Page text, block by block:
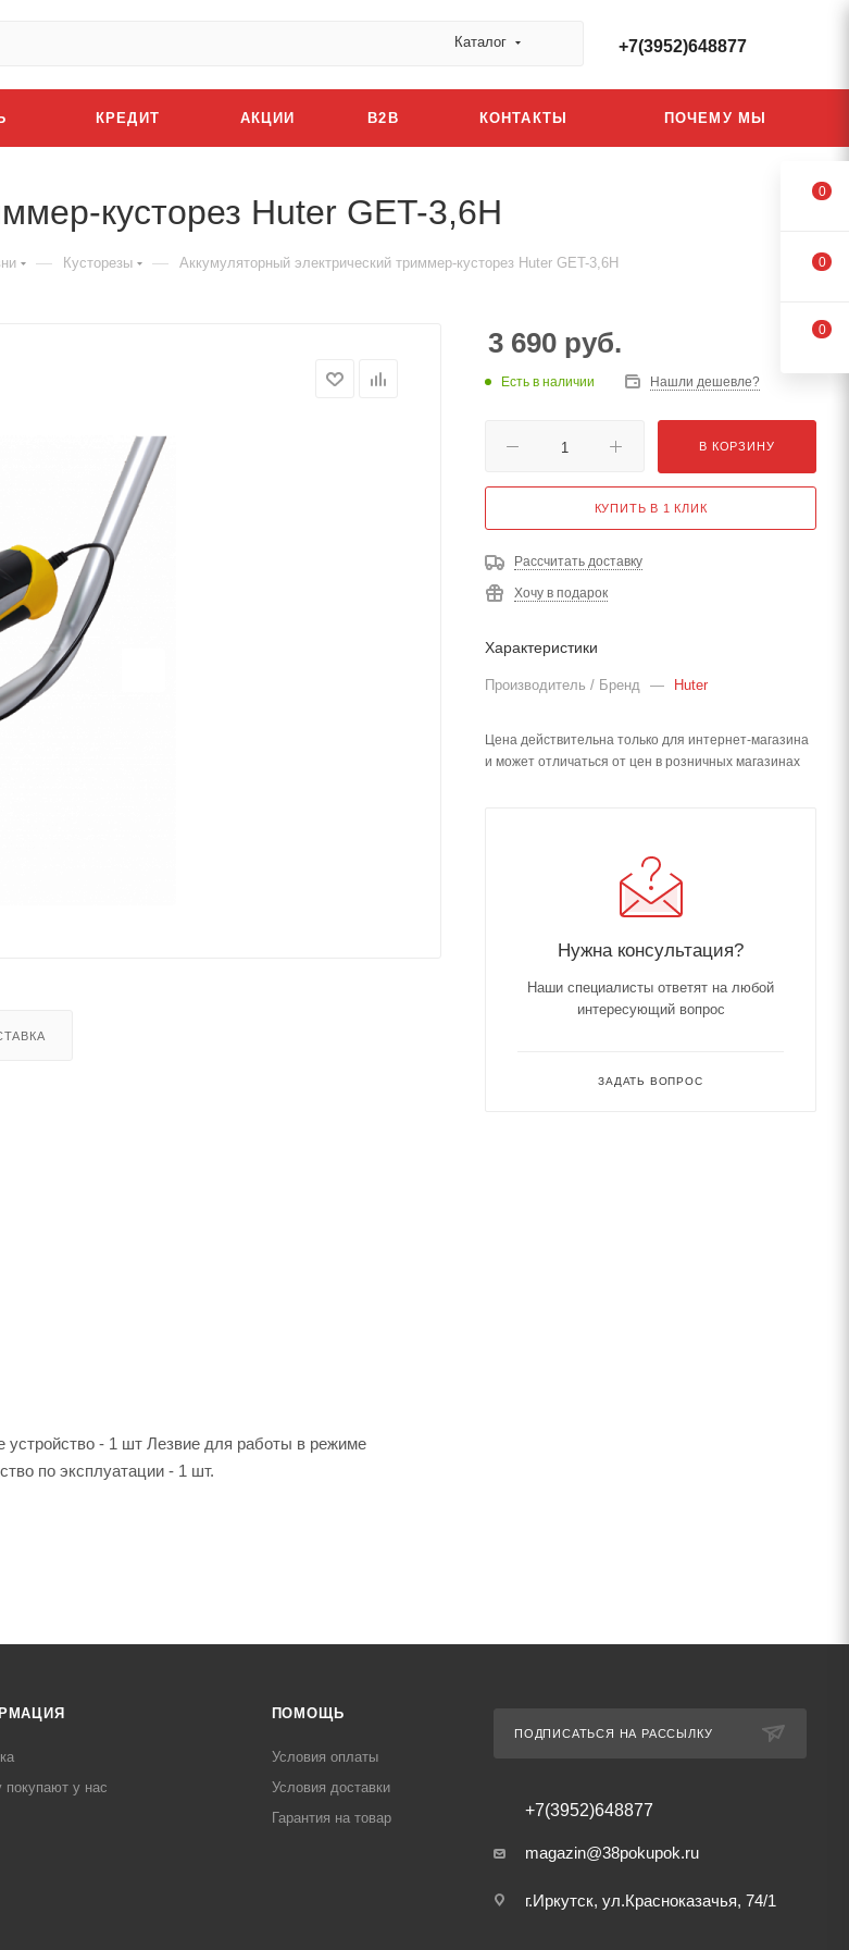
Каталог +7(3952)648877
КРЕДИТ АКЦИИ B2B КОНТАКТЫ ПОЧЕМУ МЫ
кусторез Huter GET-3,6H
— Кусторезы — Аккумуляторный электрический триммер-кусторез Huter GET-3,6H
- 1 шт Лезвие для работы в режиме
по эксплуатации - 1 шт.
3 690 руб.
Есть в наличии Нашли дешевле?
В КОРЗИНУ
КУПИТЬ В 1 КЛИК
Рассчитать доставку
Хочу в подарок
Характеристики
Производитель / Бренд — Huter
Цена действительна только для интернет-магазина
и может отличаться от цен в розничных магазинах
Нужна консультация?
Наши специалисты ответят на любой
интересующий вопрос
ЗАДАТЬ ВОПРОС
покупают у нас
ПОМОЩЬ
Условия оплаты
Условия доставки
Гарантия на товар
ПОДПИСАТЬСЯ НА РАССЫЛКУ
+7(3952)648877
magazin@38pokupok.ru
г.Иркутск, ул.Красноказачья, 74/1
0
0
0